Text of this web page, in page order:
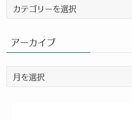
ロ
カ
テ
ゴ
リ
ー
アーカイブ
ー